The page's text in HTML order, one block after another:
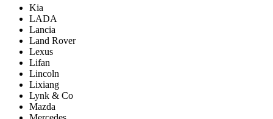
Kia
LADA
Lancia
Land Rover
Lexus
Lifan
Lincoln
Lixiang
Lynk & Co
Mazda